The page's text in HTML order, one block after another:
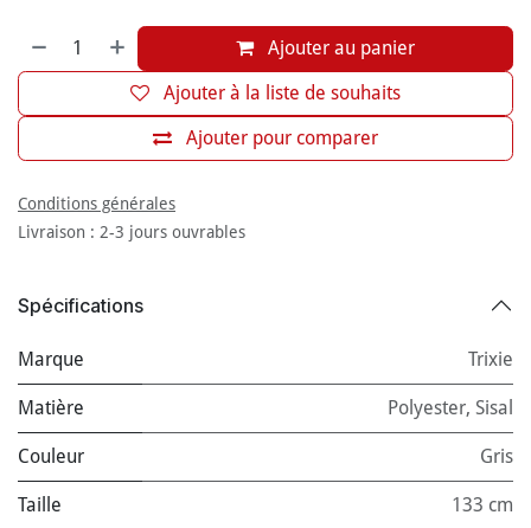
Ajouter au panier
Ajouter pour comparer
Ajouter à la liste de souhaits
Conditions générales
Livraison : 2-3 jours ouvrables
Spécifications
Marque Trixie
Matière Polyester, Sisal
Couleur Gris
Taille 133 cm